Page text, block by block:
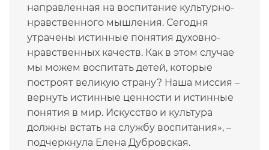
направленная на воспитание культурно-
нравственного мышления. Сегодня
утрачены истинные понятия духовно-
нравственных качеств. Как в этом случае
мы можем воспитать детей, которые
построят великую страну? Наша миссия –
вернуть истинные ценности и истинные
понятия в мир. Искусство и культура
должны встать на службу воспитания», –
подчеркнула Елена Дубровская.